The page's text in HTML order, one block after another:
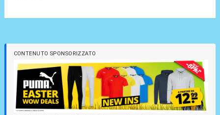
CONTENUTO SPONSORIZZATO